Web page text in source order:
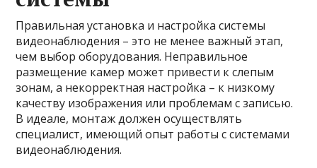
Правильная установка и настройка системы
видеонаблюдения – это не менее важный этап,
чем выбор оборудования. Неправильное
размещение камер может привести к слепым
зонам, а некорректная настройка – к низкому
качеству изображения или проблемам с записью.
В идеале, монтаж должен осуществлять
специалист, имеющий опыт работы с системами
видеонаблюдения.